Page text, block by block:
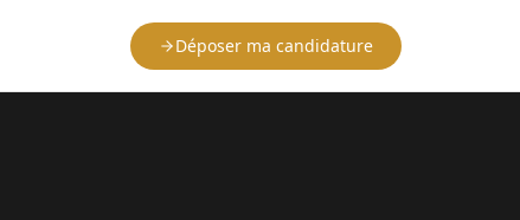
Déposer ma candidature